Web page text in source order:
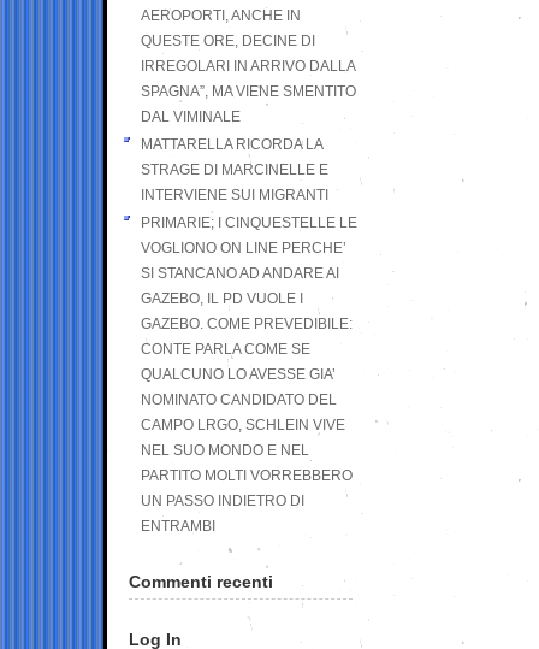
AEROPORTI, ANCHE IN
QUESTE ORE, DECINE DI
IRREGOLARI IN ARRIVO DALLA
SPAGNA”, MA VIENE SMENTITO
DAL VIMINALE
MATTARELLA RICORDA LA
STRAGE DI MARCINELLE E
INTERVIENE SUI MIGRANTI
PRIMARIE; I CINQUESTELLE LE
VOGLIONO ON LINE PERCHE’
SI STANCANO AD ANDARE AI
GAZEBO, IL PD VUOLE I
GAZEBO. COME PREVEDIBILE:
CONTE PARLA COME SE
QUALCUNO LO AVESSE GIA’
NOMINATO CANDIDATO DEL
CAMPO LRGO, SCHLEIN VIVE
NEL SUO MONDO E NEL
PARTITO MOLTI VORREBBERO
UN PASSO INDIETRO DI
ENTRAMBI
Commenti recenti
Log In